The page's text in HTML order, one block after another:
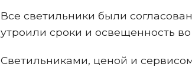
Все светильники были
утроили сроки и освещенность
Светильниками, ценой и